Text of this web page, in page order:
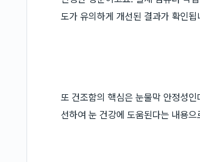
도가 유의하게 개선된 결과가 확
또 건조함의 핵심은 눈물막 안정성
선하여 눈 건강에 도움된다는 내용